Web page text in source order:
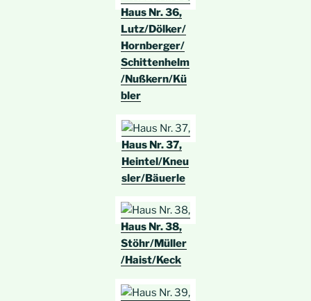
Haus Nr. 36,
Lutz/Dölker/
Hornberger/
Schittenhelm
/Nußkern/Kü
bler
Haus Nr. 37,
Heintel/Kneu
sler/Bäuerle
Haus Nr. 38,
Stöhr/Müller
/Haist/Keck